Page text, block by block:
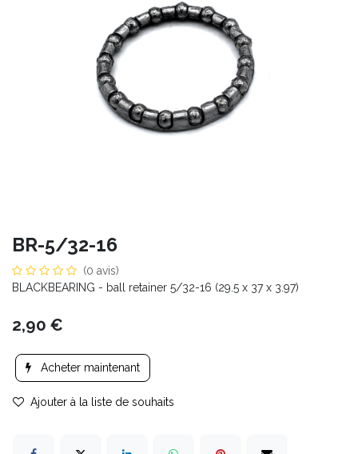
BR-5/32-16
(0 avis)
BLACKBEARING - ball retainer 5/32-16 (29.5 x 37 x 3.97)
2,90 €
Acheter maintenant
Ajouter à la liste de souhaits